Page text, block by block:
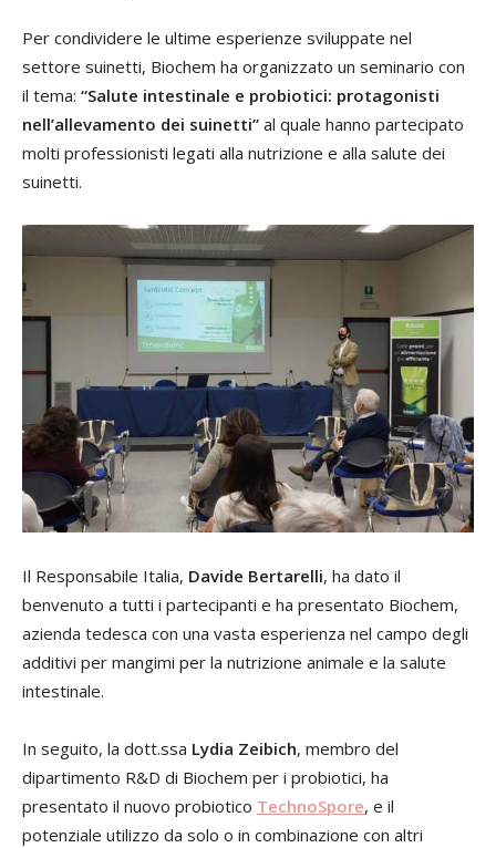
Per condividere le ultime esperienze sviluppate nel
settore suinetti, Biochem ha organizzato un seminario con
il tema: “Salute intestinale e probiotici: protagonisti
nell’allevamento dei suinetti” al quale hanno partecipato
molti professionisti legati alla nutrizione e alla salute dei
suinetti.
Il Responsabile Italia, Davide Bertarelli, ha dato il
benvenuto a tutti i partecipanti e ha presentato Biochem,
azienda tedesca con una vasta esperienza nel campo degli
additivi per mangimi per la nutrizione animale e la salute
intestinale.
In seguito, la dott.ssa Lydia Zeibich, membro del
dipartimento R&D di Biochem per i probiotici, ha
presentato il nuovo probiotico TechnoSpore, e il
potenziale utilizzo da solo o in combinazione con altri